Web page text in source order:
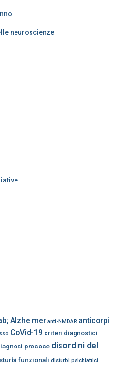
neuroscienze
Alzheimer anti-NMDAR anticorpi
CoVid-19 criteri diagnostici
precoce disordini del
funzionali disturbi psichiatrici